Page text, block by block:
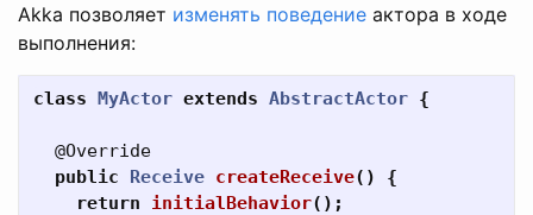
Akka позволяет изменять поведение актора в ходе
выполнения:
class MyActor extends AbstractActor {
@Override
public
Receive createReceive()
{
return
initialBehavior();